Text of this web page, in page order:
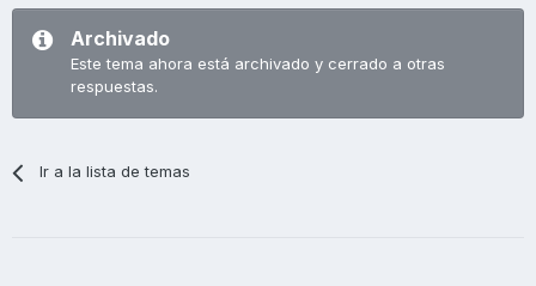
Archivado
Este tema ahora está archivado y cerrado a otras
respuestas.
Ir a la lista de temas